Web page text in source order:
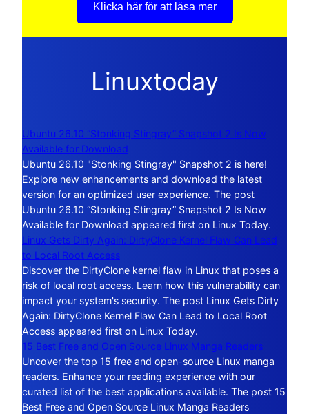
Klicka här för att läsa mer
Linuxtoday
Ubuntu 26.10 “Stonking Stingray” Snapshot 2 Is Now
Available for Download
Ubuntu 26.10 "Stonking Stingray" Snapshot 2 is here!
Explore new enhancements and download the latest
version for an optimized user experience. The post
Ubuntu 26.10 “Stonking Stingray” Snapshot 2 Is Now
Available for Download appeared first on Linux Today.
Linux Gets Dirty Again: DirtyClone Kernel Flaw Can Lead
to Local Root Access
Discover the DirtyClone kernel flaw in Linux that poses a
risk of local root access. Learn how this vulnerability can
impact your system's security. The post Linux Gets Dirty
Again: DirtyClone Kernel Flaw Can Lead to Local Root
Access appeared first on Linux Today.
15 Best Free and Open Source Linux Manga Readers
Uncover the top 15 free and open-source Linux manga
readers. Enhance your reading experience with our
curated list of the best applications available. The post 15
Best Free and Open Source Linux Manga Readers